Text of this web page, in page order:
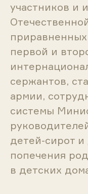
участников и
первой и
сержантов,
армии,
системы
детей-сирот и
попечения
в детских